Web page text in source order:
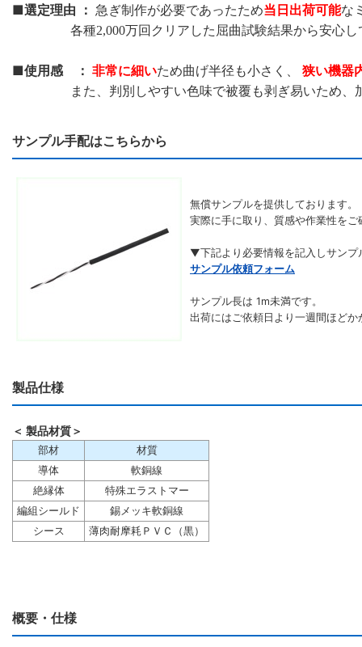
■選定理由 ： 急ぎ制作が必要であったため当日出荷可能な
各種2,000万回クリアした屈曲試験結果から安心し
■使用感 ： 非常に細いため曲げ半径も小さく、 狭い機器
また、判別しやすい色味で被覆も剥ぎ易いため、加
サンプル手配はこちらから
無償サンプルを提供しております。
実際に手に取り、質感や作業性をご
▼下記より必要情報を記入しサンプ
サンプル依頼フォーム
サンプル長は 1m未満です。
出荷にはご依頼日より一週間ほど
製品仕様
＜ 製品材質＞
部材
材質
導体
軟銅線
絶縁体
特殊エラストマー
編組シールド
錫メッキ軟銅線
シース
薄肉耐摩耗ＰＶＣ（黒）
概要・仕様